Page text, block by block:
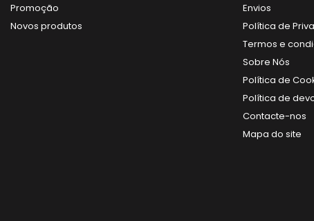
Promoção
Novos produtos
Envios
Política de
Termos e
Sobre Nós
Política de
Política de
Contacte-nos
Mapa do site